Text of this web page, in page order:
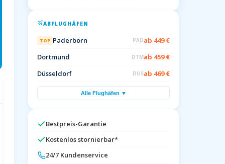
ABFLUGHÄFEN
TOP Paderborn PADab 449 €
Dortmund
DTMab 459 €
Düsseldorf
DUSab 469 €
Alle Flughäfen ▼
Bestpreis-Garantie
Kostenlos stornierbar*
24/7 Kundenservice